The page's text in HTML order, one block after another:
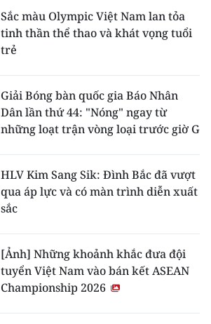
Sắc màu Olympic Việt Nam lan tỏa
tinh thần thể thao và khát vọng tuổi
trẻ
Giải Bóng bàn quốc gia Báo Nhân
Dân lần thứ 44: "Nóng" ngay từ
những loạt trận vòng loại trước giờ G
HLV Kim Sang Sik: Đình Bắc đã vượt
qua áp lực và có màn trình diễn xuất
sắc
[Ảnh] Những khoảnh khắc đưa đội
tuyển Việt Nam vào bán kết ASEAN
Championship 2026